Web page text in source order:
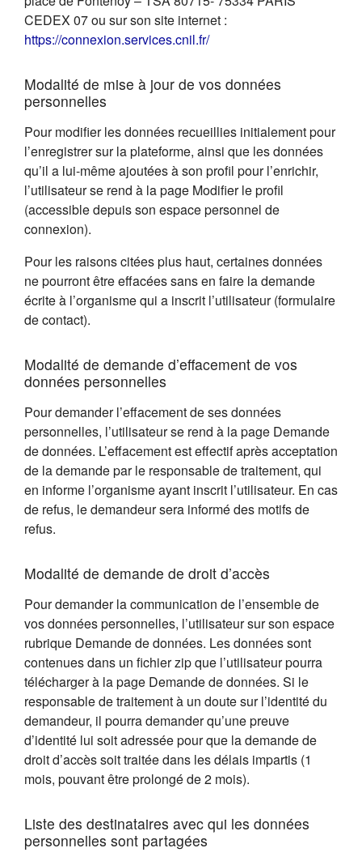
CEDEX 07 ou sur son site internet :
https://connexion.services.cnil.fr/(s'ouvre dans un nouvel
Modalité de mise à jour de vos données
personnelles
Pour modifier les données recueillies initialement pour
l’enregistrer sur la plateforme, ainsi que les données
qu’il a lui-même ajoutées à son profil pour l’enrichir,
l’utilisateur se rend à la page Modifier le profil
(accessible depuis son espace personnel de
connexion).
Pour les raisons citées plus haut, certaines données
ne pourront être effacées sans en faire la demande
écrite à l’organisme qui a inscrit l’utilisateur (formulaire
de contact).
Modalité de demande d’effacement de vos
données personnelles
Pour demander l’effacement de ses données
personnelles, l’utilisateur se rend à la page Demande
de données. L’effacement est effectif après acceptation
de la demande par le responsable de traitement, qui
en informe l’organisme ayant inscrit l’utilisateur. En cas
de refus, le demandeur sera informé des motifs de
refus.
Modalité de demande de droit d’accès
Pour demander la communication de l’ensemble de
vos données personnelles, l’utilisateur sur son espace
rubrique Demande de données. Les données sont
contenues dans un fichier zip que l’utilisateur pourra
télécharger à la page Demande de données. Si le
responsable de traitement à un doute sur l’identité du
demandeur, il pourra demander qu’une preuve
d’identité lui soit adressée pour que la demande de
droit d’accès soit traitée dans les délais impartis (1
mois, pouvant être prolongé de 2 mois).
Liste des destinataires avec qui les données
personnelles sont partagées